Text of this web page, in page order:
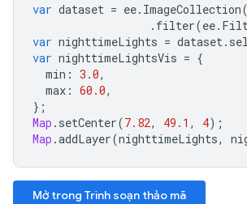
var dataset = ee. ImageCollection(
. filter(ee.
var nighttimeLights = dataset.
var nighttimeLightsVis = {
min : 3.0,
max : 60.0,
};
Map . setCenter(7.82, 49.1 , 4);
Map .addLayer(nighttimeLights,
Mở trong Trình soạn thảo mã